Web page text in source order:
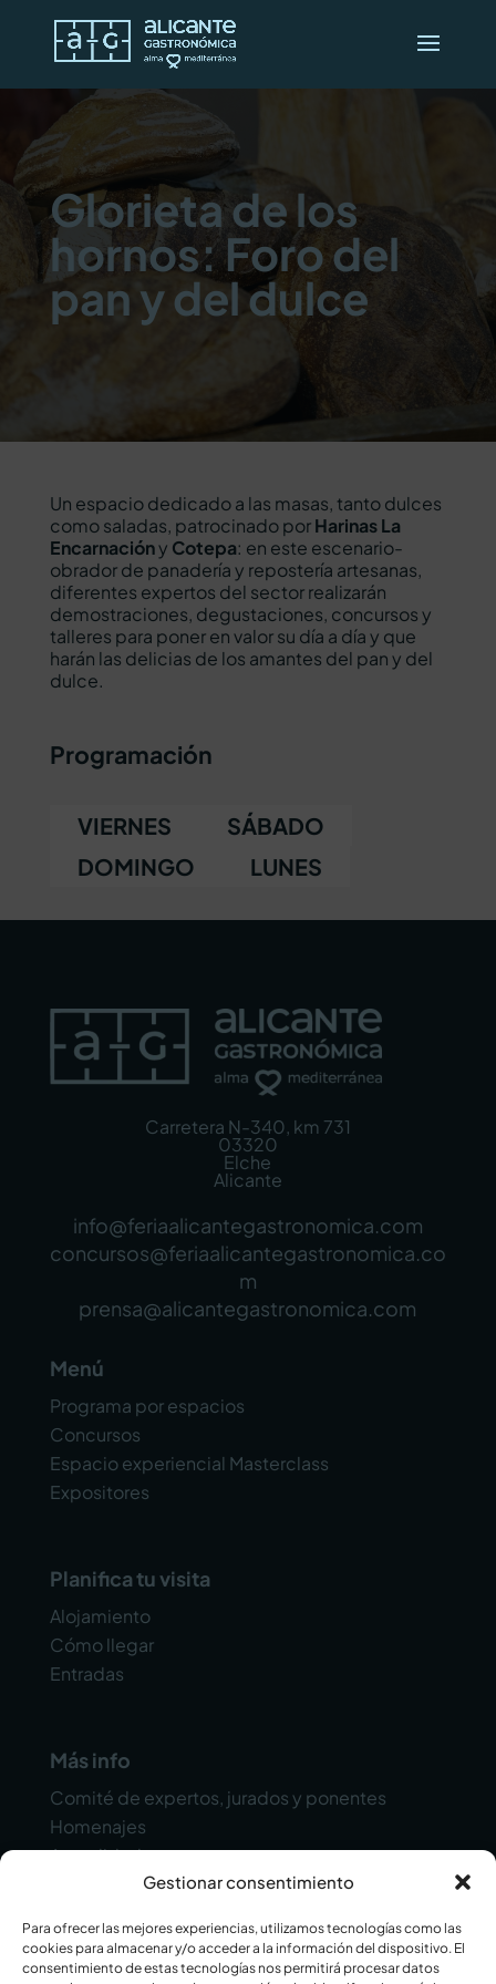
Gestionar consentimiento
Para ofrecer las mejores experiencias, utilizamos tecnologías como las
cookies para almacenar y/o acceder a la información del dispositivo. El
consentimiento de estas tecnologías nos permitirá procesar datos
Glorieta de los
hornos: Foro del
pan y del dulce
Un espacio dedicado a las masas, tanto dulces
como saladas, patrocinado por Harinas La
Encarnación y Cotepa: en este escenario-
obrador de panadería y repostería artesanas,
diferentes expertos del sector realizarán
demostraciones, degustaciones, concursos y
talleres para poner en valor su día a día y que
harán las delicias de los amantes del pan y del
dulce.
Programación
VIERNES
SÁBADO
DOMINGO
LUNES
Carretera N-340, km 731
03320
Elche
Alicante
info@feriaalicantegastronomica.com
concursos@feriaalicantegastronomica.co
m
prensa@alicantegastronomica.com
Menú
Programa por espacios
Concursos
Espacio experiencial Masterclass
Expositores
Planifica tu visita
Alojamiento
Cómo llegar
Entradas
Más info
Comité de expertos, jurados y ponentes
Homenajes
Actualidad